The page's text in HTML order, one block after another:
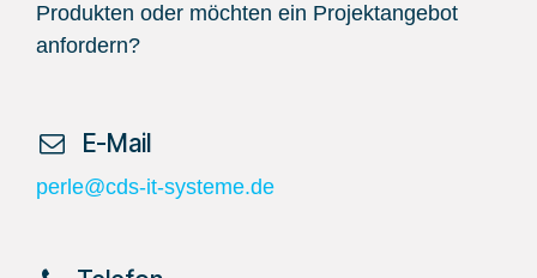
Produkten oder möchten ein Projektangebot
anfordern?
​ E-Mail
perle@cds-it-systeme.de